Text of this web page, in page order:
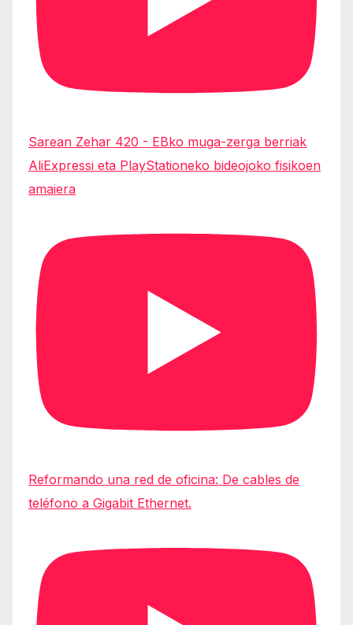
Sarean Zehar 420 - EBko muga-zerga berriak
AliExpressi eta PlayStationeko bideojoko fisikoen
amaiera
Reformando una red de oficina: De cables de
teléfono a Gigabit Ethernet.